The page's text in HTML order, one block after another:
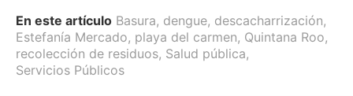
En este artículo Basura, dengue, descacharrización,
Estefanía Mercado, playa del carmen, Quintana Roo,
recolección de residuos, Salud pública,
Servicios Públicos